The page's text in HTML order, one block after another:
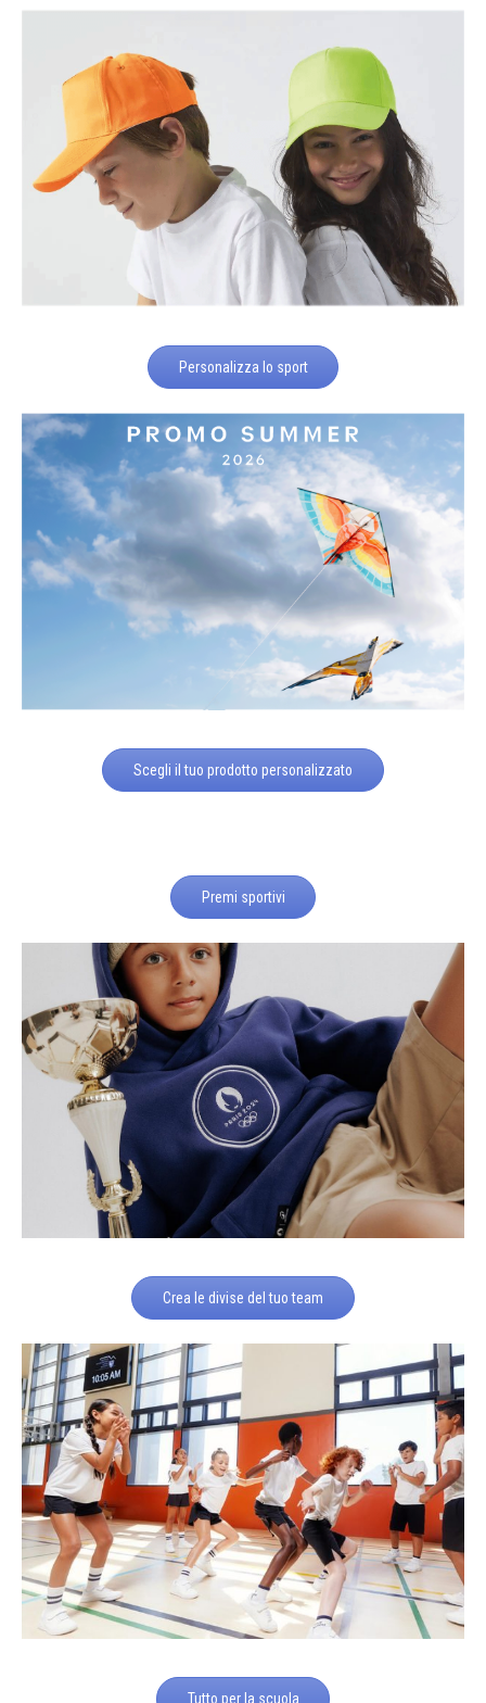
Personalizza lo sport
Scegli il tuo prodotto personalizzato
Premi sportivi
Crea le divise del tuo team
Tutto per la scuola